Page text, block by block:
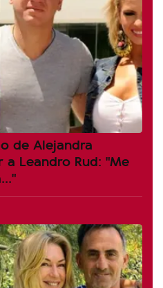
de Alejandra
Leandro Rud: "Me